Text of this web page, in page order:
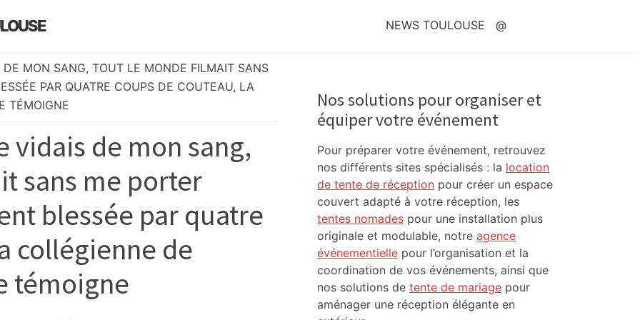
NEWS TOULOUSE @
MON SANG, TOUT LE MONDE FILMAIT SANS
PAR QUATRE COUPS DE COUTEAU, LA
TÉMOIGNE
vidais de mon sang,
sans me porter
blessée par quatre
collégienne de
témoigne
Sidebar
Nos solutions pour organiser et
équiper votre événement
Pour préparer votre événement, retrouvez
nos différents sites spécialisés : la location
de tente de réception pour créer un espace
couvert adapté à votre réception, les
tentes nomades pour une installation plus
originale et modulable, notre agence
événementielle pour l’organisation et la
coordination de vos événements, ainsi que
nos solutions de tente de mariage pour
aménager une réception élégante en